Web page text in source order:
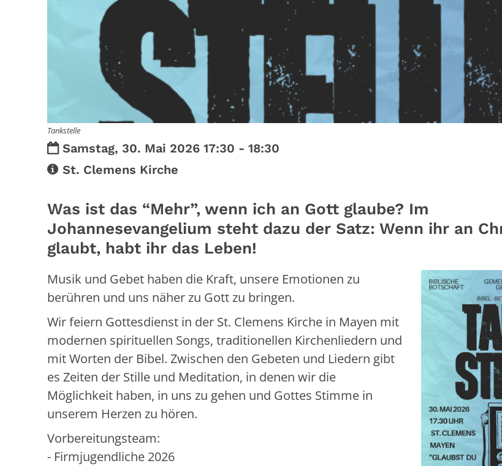
Tankstelle
Datum:
Samstag, 30. Mai 2026 17:30 - 18:30
Art bzw. Nummer:
St. Clemens Kirche
Was ist das “Mehr”, wenn ich an Gott glaube? Im
Johannesevangelium steht dazu der Satz: Wenn ihr an
glaubt, habt ihr das Leben!
Musik und Gebet haben die Kraft, unsere Emotionen zu
berühren und uns näher zu Gott zu bringen.
Wir feiern Gottesdienst in der St. Clemens Kirche in Mayen mit
modernen spirituellen Songs, traditionellen Kirchenliedern und
mit Worten der Bibel. Zwischen den Gebeten und Liedern gibt
es Zeiten der Stille und Meditation, in denen wir die
Möglichkeit haben, in uns zu gehen und Gottes Stimme in
unserem Herzen zu hören.
Vorbereitungsteam:
- Firmjugendliche 2026